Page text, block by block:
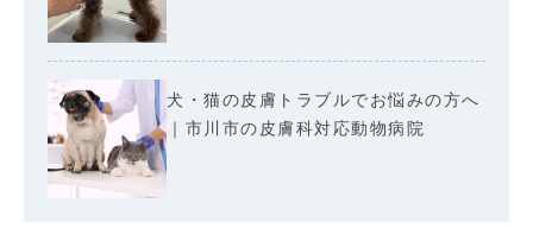
犬・猫の皮膚トラブルでお悩みの方へ
｜市川市の皮膚科対応動物病院